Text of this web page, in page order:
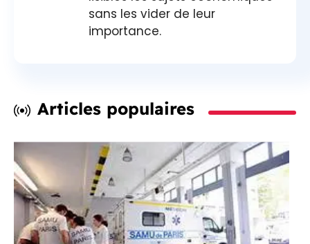
sans les vider de leur
importance.
Articles populaires